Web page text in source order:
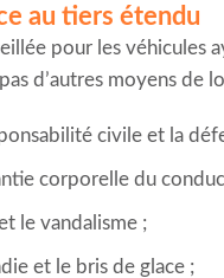
au tiers étendu
pour les véhicules
d’autres moyens
civile et la
corporelle du
le vandalisme ;
et le bris de glace ;